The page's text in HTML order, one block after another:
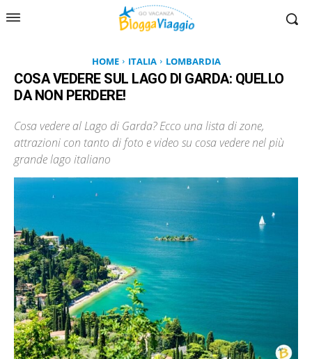
HOME ITALIA LOMBARDIA
COSA VEDERE SUL LAGO DI GARDA: QUELLO
DA NON PERDERE!
Cosa vedere al Lago di Garda? Ecco una lista di zone,
attrazioni con tanto di foto e video su cosa vedere nel più
grande lago italiano